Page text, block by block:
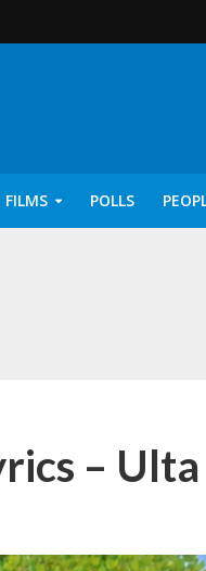
FILMS POLLS
–